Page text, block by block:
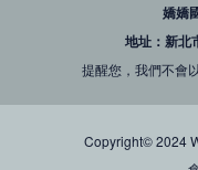
嬌嬌
地址：新北
提醒您，我們不會
Copyright© 2024